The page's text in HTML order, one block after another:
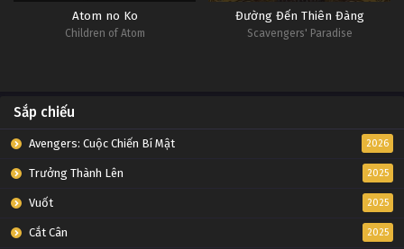
Atom no Ko
Children of Atom
Đường Đến Thiên Đàng
Scavengers' Paradise
Sắp chiếu
Avengers: Cuộc Chiến Bí Mật 2026
Trưởng Thành Lên 2025
Vuốt 2025
Cắt Cân 2025